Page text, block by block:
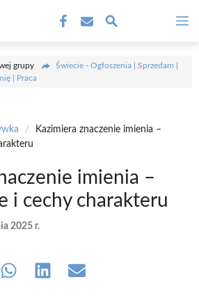
grupy
Świecie - Ogłoszenia | Sprzedam |
| Praca
/
Kazimiera znaczenie imienia –
imienia –
i cechy charakteru
2025 r.
Share Share Share